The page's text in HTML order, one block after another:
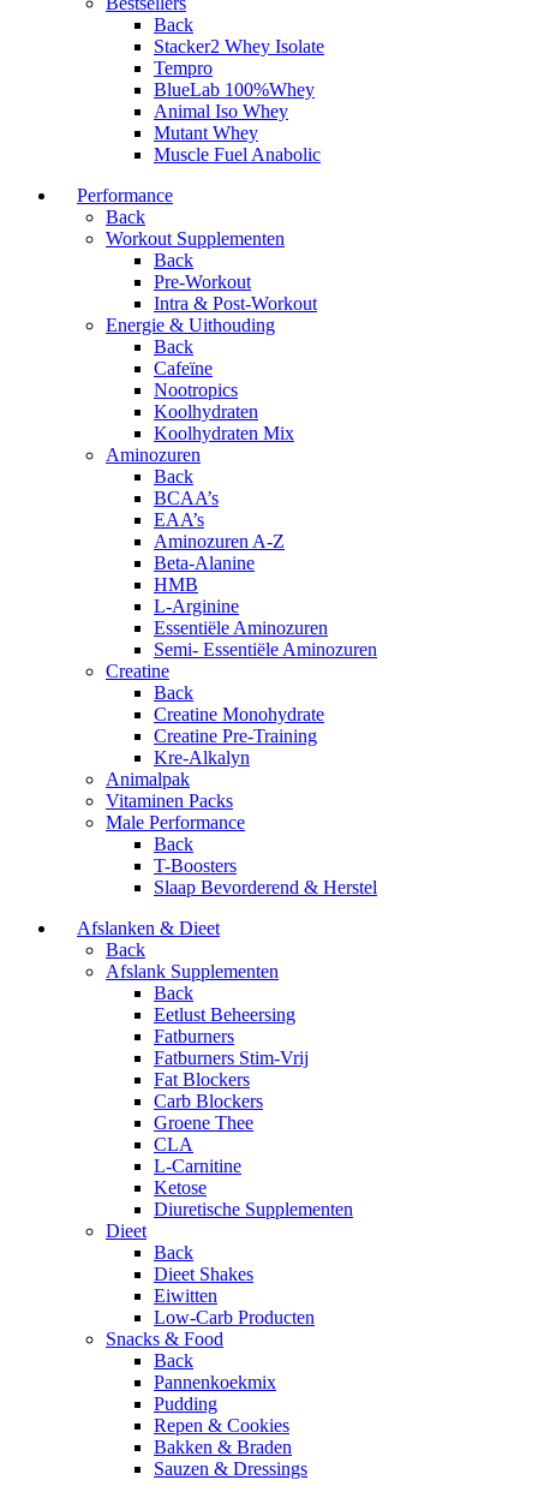
Back
Stacker2 Whey Isolate
Tempro
BlueLab 100%Whey
Animal Iso Whey
Mutant Whey
Muscle Fuel Anabolic
Performance
Back
Workout Supplementen
Back
Pre-Workout
Intra & Post-Workout
Energie & Uithouding
Back
Cafeïne
Nootropics
Koolhydraten
Koolhydraten Mix
Aminozuren
Back
BCAA’s
EAA’s
Aminozuren A-Z
Beta-Alanine
HMB
L-Arginine
Essentiële Aminozuren
Semi- Essentiële Aminozuren
Creatine
Back
Creatine Monohydrate
Creatine Pre-Training
Kre-Alkalyn
Animalpak
Vitaminen Packs
Male Performance
Back
T-Boosters
Slaap Bevorderend & Herstel
Afslanken & Dieet
Back
Afslank Supplementen
Back
Eetlust Beheersing
Fatburners
Fatburners Stim-Vrij
Fat Blockers
Carb Blockers
Groene Thee
CLA
L-Carnitine
Ketose
Diuretische Supplementen
Dieet
Back
Dieet Shakes
Eiwitten
Low-Carb Producten
Snacks & Food
Back
Pannenkoekmix
Pudding
Repen & Cookies
Bakken & Braden
Sauzen & Dressings